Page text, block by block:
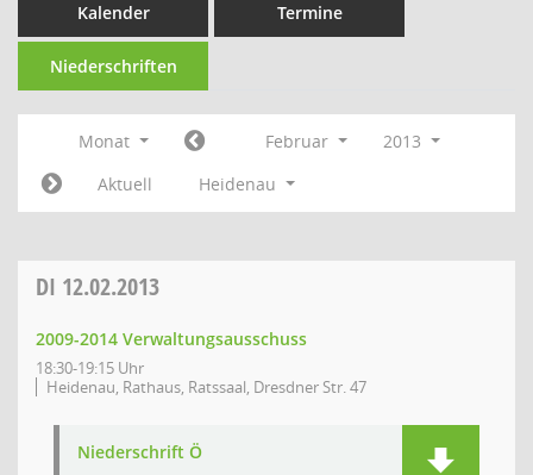
Kalender Termine
Niederschriften
Monat Februar
2013
Aktuell
Heidenau
DI 12.02.2013
2009-2014 Verwaltungsausschuss
18:30-19:15 Uhr
Heidenau, Rathaus, Ratssaal, Dresdner Str. 47
Niederschrift Ö